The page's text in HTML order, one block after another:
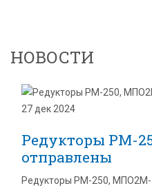
НОВОСТИ
27 дек 2024
Редукторы РМ-
отправлены
Редукторы РМ-250, МПО2М-